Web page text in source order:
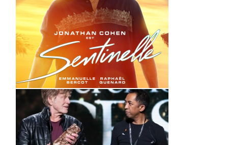
Sentinelle (Bande annonce)
44è cérémonie des César –
Hervé Rakotofiringa